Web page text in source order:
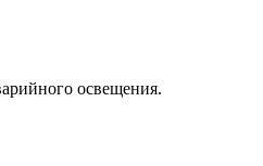
освещения.